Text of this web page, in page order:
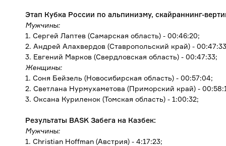
Этап Кубка России по альпинизму, скайраннинг-
Мужчины:
1. Сергей Лаптев (Самарская область) - 00:46:20;
2. Андрей Алахвердов (Ставропольский край) -
3. Евгений Марков (Свердловская область) - 00:47:33;
Женщины:
1. Соня Бейзель (Новосибирская область) - 00:57:04;
2. Светлана Нурмухаметова (Приморский край) -
3. Оксана Куриленок (Томская область) - 1:00:32;
Результаты BASK Забега на Казбек:
Мужчины:
1. Christian Hoffman (Австрия) - 4:17:23;